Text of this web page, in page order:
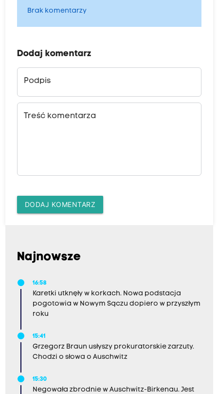
Brak komentarzy
Dodaj komentarz
Podpis
Treść komentarza
DODAJ KOMENTARZ
Najnowsze
16:58
Karetki utknęły w korkach. Nowa podstacja
pogotowia w Nowym Sączu dopiero w przyszłym
roku
15:41
Grzegorz Braun usłyszy prokuratorskie zarzuty.
Chodzi o słowa o Auschwitz
15:30
Negowała zbrodnie w Auschwitz-Birkenau. Jest